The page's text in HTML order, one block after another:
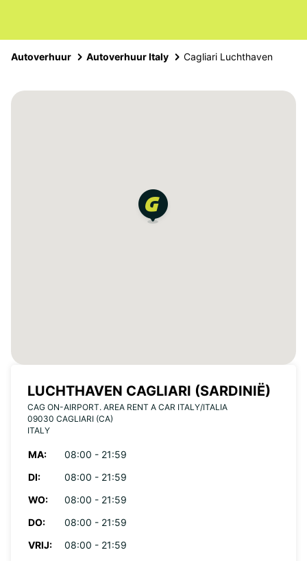
Autoverhuur Autoverhuur Italy Cagliari Luchthaven
LUCHTHAVEN CAGLIARI (SARDINIË)
CAG ON-AIRPORT. AREA RENT A CAR ITALY/ITALIA
09030 CAGLIARI (CA)
ITALY
MA:
08:00 - 21:59
DI:
08:00 - 21:59
WO:
08:00 - 21:59
DO:
08:00 - 21:59
VRIJ:
08:00 - 21:59